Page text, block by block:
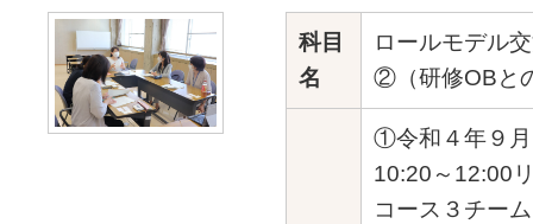
科目
名
ロールモデル
②（研修OBと
①令和４年９
10:20～12:00
コース３